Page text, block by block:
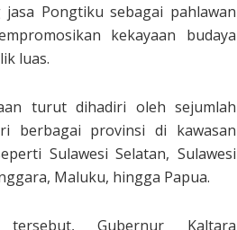
Pongtiku sebagai pahlawan
kekayaan budaya
luas.
turut dihadiri oleh sejumlah
berbagai provinsi di kawasan
Sulawesi Selatan, Sulawesi
Maluku, hingga Papua.
Gubernur Kaltara